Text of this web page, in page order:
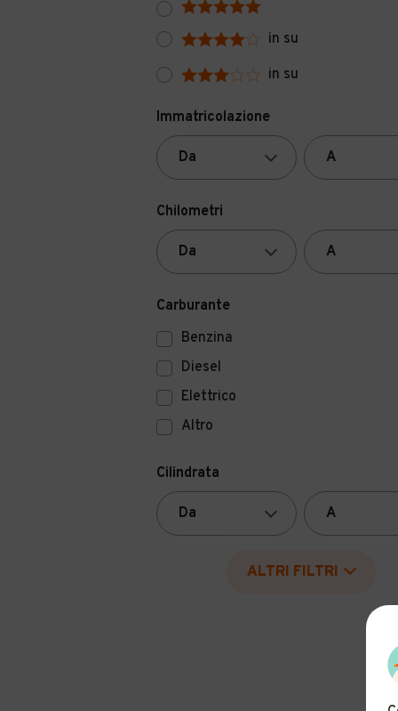
in su
in su
Immatricolazione
Chilometri
Carburante
Benzina
Diesel
Elettrico
Altro
Cilindrata
ALTRI FILTRI